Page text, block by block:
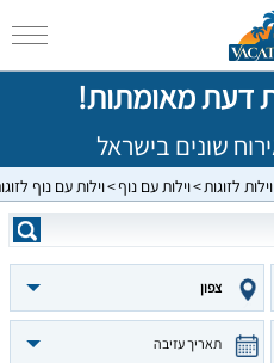
וילות לזוגות וילות עם נוף וילות עם נוף
צפון
תאריך עזיבה